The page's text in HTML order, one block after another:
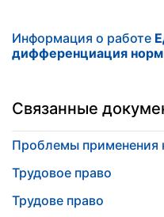
Информация о работе
дифференциация норм
Связанные
Проблемы применения
Трудовое право
Трудове право